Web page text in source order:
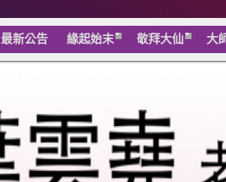
最新公告 緣起始末 敬拜大仙 大